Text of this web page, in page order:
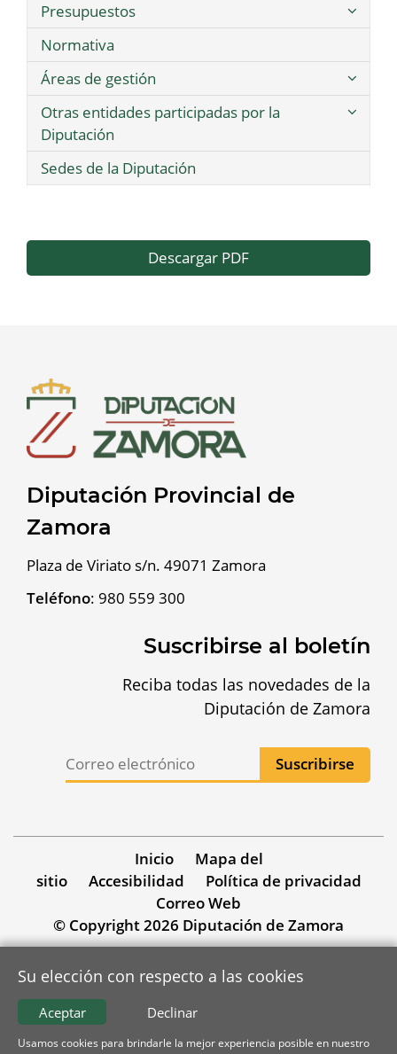
Presupuestos
Normativa
Áreas de gestión
Otras entidades participadas por la
Diputación
Sedes de la Diputación
Descargar PDF
Diputación Provincial de
Zamora
Plaza de Viriato s/n. 49071 Zamora
Teléfono: 980 559 300
Suscribirse al boletín
Reciba todas las novedades de la
Diputación de Zamora
Inicio
Mapa del
sitio
Accesibilidad
Política de privacidad
Correo Web
© Copyright 2026 Diputación de Zamora
Su elección con respecto a las cookies
Declinar
Aceptar
Usamos cookies para brindarle la mejor experiencia posible en nuestro